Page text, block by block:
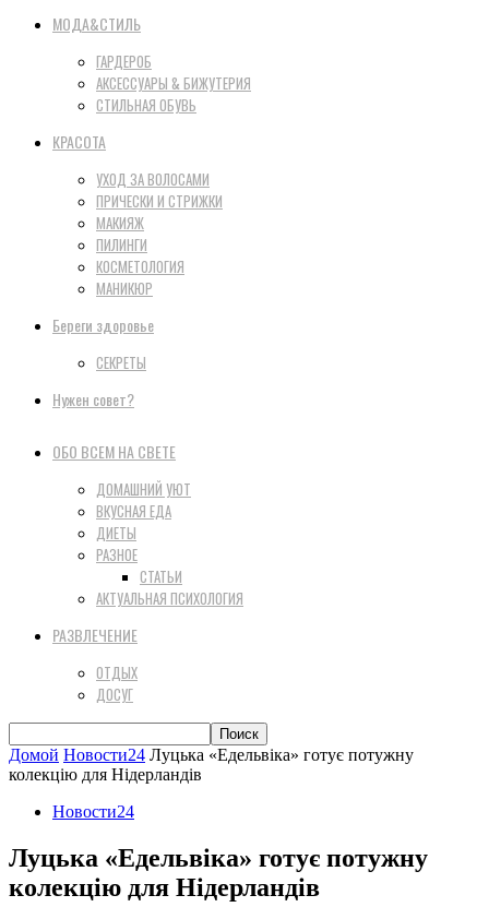
МОДА&СТИЛЬ
ГАРДЕРОБ
АКСЕССУАРЫ & БИЖУТЕРИЯ
СТИЛЬНАЯ ОБУВЬ
КРАСОТА
УХОД ЗА ВОЛОСАМИ
ПРИЧЕСКИ И СТРИЖКИ
МАКИЯЖ
ПИЛИНГИ
КОСМЕТОЛОГИЯ
МАНИКЮР
Береги здоровье
СЕКРЕТЫ
Нужен совет?
ОБО ВСЕМ НА СВЕТЕ
ДОМАШНИЙ УЮТ
ВКУСНАЯ ЕДА
ДИЕТЫ
РАЗНОЕ
СТАТЬИ
АКТУАЛЬНАЯ ПСИХОЛОГИЯ
РАЗВЛЕЧЕНИЕ
ОТДЫХ
ДОСУГ
Домой Новости24 Луцька «Едельвіка» готує потужну
колекцію для Нідерландів
Новости24
Луцька «Едельвіка» готує потужну
колекцію для Нідерландів